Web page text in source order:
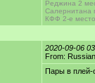
Реджина 2
Салернитана
КФФ 2-е
2020-09-06
From:
Пары в плей-